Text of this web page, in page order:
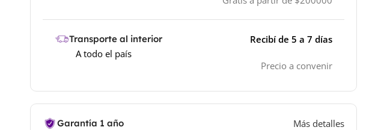
Transporte al interior
A todo el país
Recibí de 5 a 7 días
Precio a convenir
Garantía 1 año Más detalles